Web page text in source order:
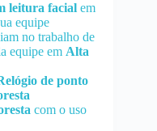
leitura facial em
equipe
no trabalho de
equipe em Alta
de ponto
com o uso